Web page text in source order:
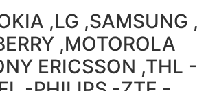
,LG ,SAMSUNG ,
,MOTOROLA
ERICSSON ,THL -